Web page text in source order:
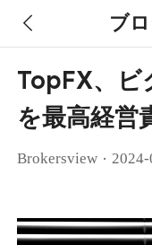
ブ
TopFX、ビ
を最高経営
Brokersview ·